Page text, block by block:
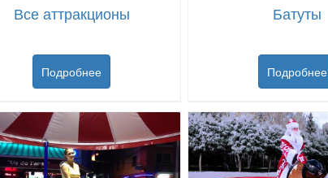
Все аттракционы
Подробнее
Батуты
Подробнее